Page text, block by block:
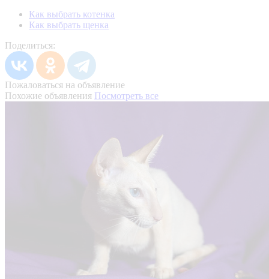
Как выбрать котенка
Как выбрать щенка
Поделиться:
Пожаловаться на объявление
Похожие объявления Посмотреть все